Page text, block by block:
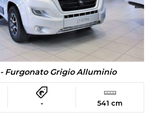
- Furgonato Grigio Alluminio
- 541 cm